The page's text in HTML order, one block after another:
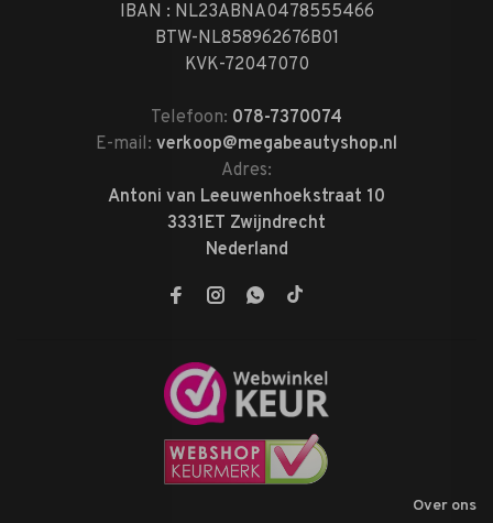
IBAN : NL23ABNA0478555466
BTW-NL858962676B01
KVK-72047070
Telefoon: 078-7370074
E-mail: verkoop@megabeautyshop.nl
Adres:
Antoni van Leeuwenhoekstraat 10
3331ET Zwijndrecht
Nederland
Over ons